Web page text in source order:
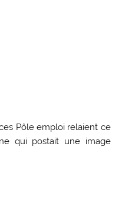
Pôle emploi relaient ce
qui postait une image